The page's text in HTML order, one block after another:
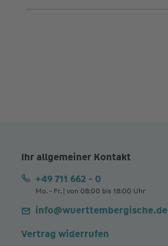
Ihr allgemeiner Kontakt
+49 711 662 - 0
Mo. - Fr. | von 08:00 bis 18:00 Uhr
info@wuerttembergische.de
Vertrag widerrufen